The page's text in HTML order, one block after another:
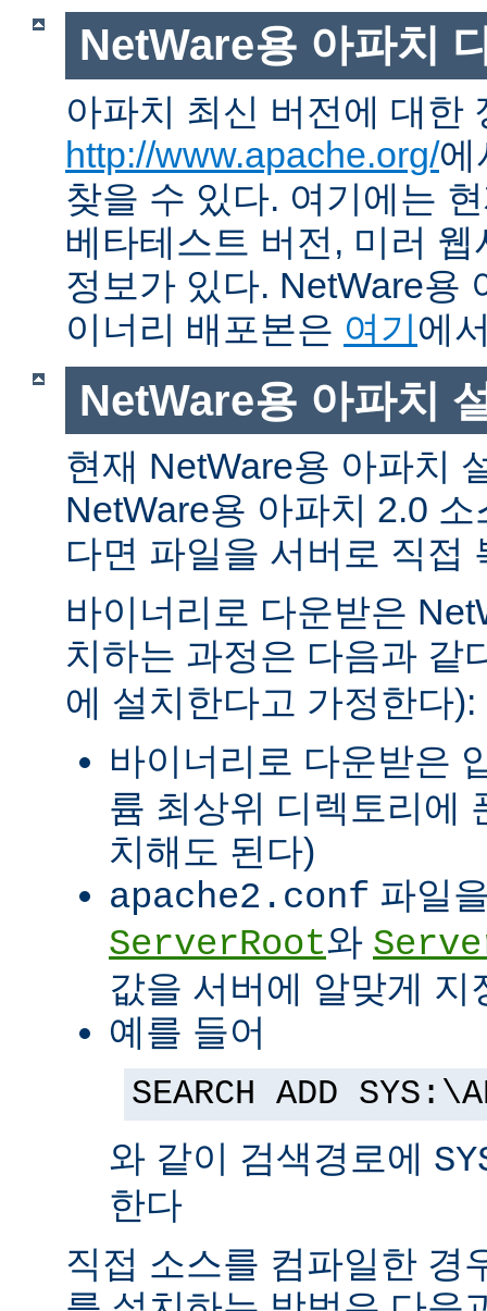
NetWare용 아파치
아파치 최신 버전에 대한
http://www.apache.org/에
찾을 수 있다. 여기에는
베타테스트 버전, 미러
정보가 있다. NetWare용
이너리 배포본은 여기에
NetWare용 아파치
현재 NetWare용 아파치
NetWare용 아파치 2.0
다면 파일을 서버로 직접
바이너리로 다운받은
치하는 과정은 다음과 같
에 설치한다고 가정한다):
바이너리로 다운받은
륨 최상위 디렉토리에
치해도 된다)
apache2.conf 파일
ServerRoot와
값을 서버에 알맞게 지
예를 들어
SEARCH ADD
와 같이 검색경로에
한다
직접 소스를 컴파일한 경